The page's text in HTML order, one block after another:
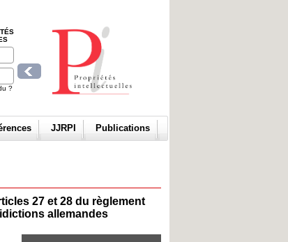
?
JJRPI Publications
27 et 28 du règlement
allemandes